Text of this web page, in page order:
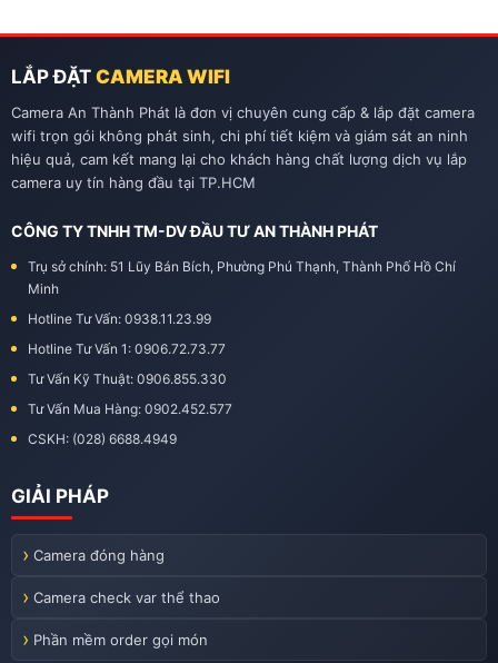
LẮP ĐẶT CAMERA WIFI
Camera An Thành Phát là đơn vị chuyên cung cấp & lắp đặt camera
wifi trọn gói không phát sinh, chi phí tiết kiệm và giám sát an ninh
hiệu quả, cam kết mang lại cho khách hàng chất lượng dịch vụ lắp
camera uy tín hàng đầu tại TP.HCM
CÔNG TY TNHH TM-DV ĐẦU TƯ AN THÀNH PHÁT
Trụ sở chính: 51 Lũy Bán Bích, Phường Phú Thạnh, Thành Phố Hồ Chí
Minh
Hotline Tư Vấn: 0938.11.23.99
Hotline Tư Vấn 1: 0906.72.73.77
Tư Vấn Kỹ Thuật: 0906.855.330
Tư Vấn Mua Hàng: 0902.452.577
CSKH: (028) 6688.4949
GIẢI PHÁP
Camera đóng hàng
Camera check var thể thao
Phần mềm order gọi món